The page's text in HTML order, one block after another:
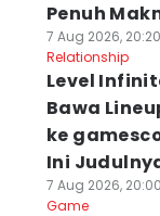
Penuh
7 Aug 2026,
Relationship
Level
Bawa
ke
Ini
7 Aug 2026,
Game